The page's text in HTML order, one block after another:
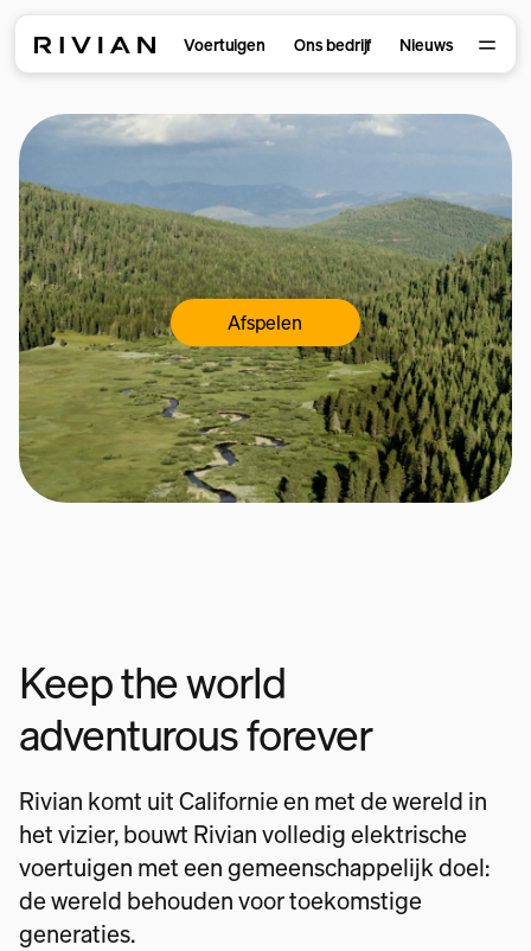
Voertuigen Ons bedrijf Nieuws
Afspelen
Keep the world
adventurous forever
Rivian komt uit Californie en met de wereld in
het vizier, bouwt Rivian volledig elektrische
voertuigen met een gemeenschappelijk doel:
de wereld behouden voor toekomstige
generaties.